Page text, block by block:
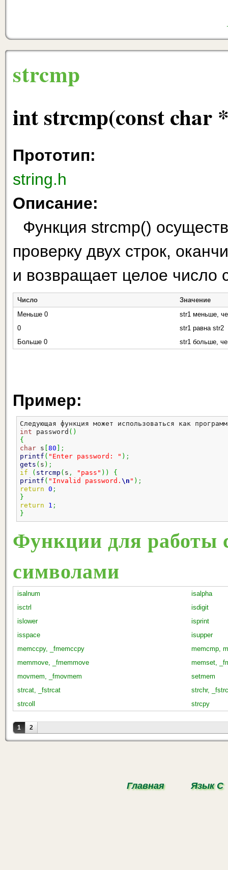
strcmp
int strcmp(const char
Прототип:
string.h
Описание:
Функция strcmp()
проверку двух строк,
и возвращает целое
Число
Значение
Меньше 0
str1 меньше,
0
str1 равна str2
Больше 0
str1 больше,
Пример:
Следующая функция может использоваться как
int password ( )
{
char s 80
;
printf ( "Enter password: " ) ;
gets ( s ) ;
if
( strcmp ( s , "pass" ) )
{
printf ( "Invalid password. \n " ) ;
return 0 ;
}
return
1 ;
}
Функции для работы
символами
isalnum
isalpha
isctrl
isdigit
islower
isprint
isspace
isupper
memccpy, _fmemccpy
memcmp,
memmove, _fmemmove
memset,
movmem, _fmovmem
setmem
strcat, _fstrcat
strchr,
strcoll
strcpy
Страницы
1 2
Главная Язык С